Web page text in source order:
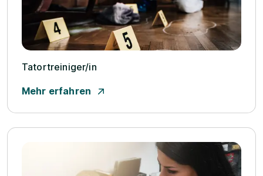
Tatortreiniger/­in
Mehr erfahren